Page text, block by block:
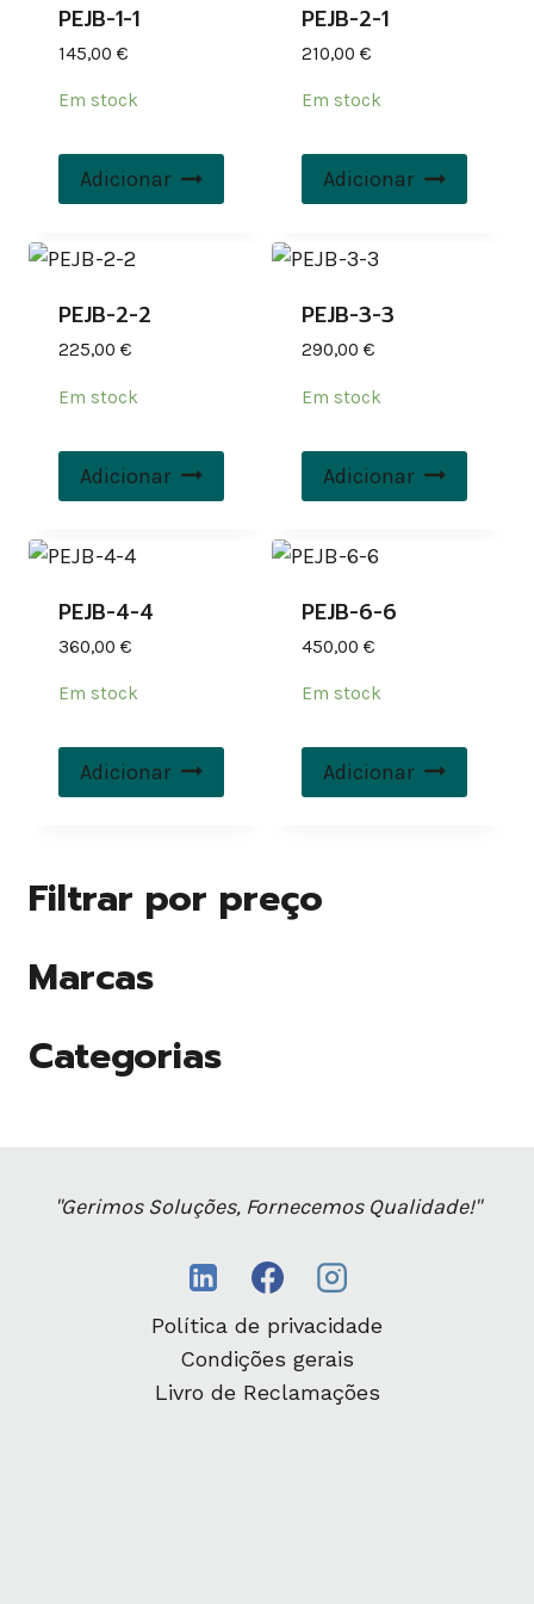
PEJB-1-1
145,00 €
Em stock
Adicionar
PEJB-2-1
210,00 €
Em stock
Adicionar
PEJB-2-2
225,00 €
Em stock
Adicionar
PEJB-3-3
290,00 €
Em stock
Adicionar
PEJB-4-4
360,00 €
Em stock
Adicionar
PEJB-6-6
450,00 €
Em stock
Adicionar
Filtrar por preço
Marcas
Categorias
"Gerimos Soluções, Fornecemos Qualidade!"
Política de privacidade
Condições gerais
Livro de Reclamações